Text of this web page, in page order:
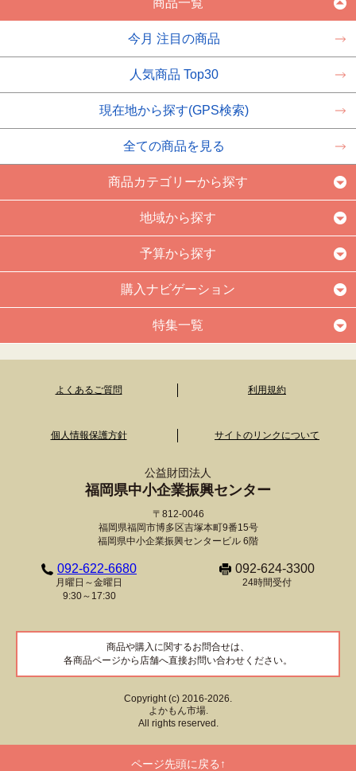
商品一覧
今月 注目の商品
人気商品 Top30
現在地から探す(GPS検索)
全ての商品を見る
商品カテゴリーから探す
地域から探す
予算から探す
購入ナビゲーション
特集一覧
よくあるご質問 利用規約
個人情報保護方針 サイトのリンクについて
公益財団法人
福岡県中小企業振興センター
〒812-0046
福岡県福岡市博多区吉塚本町9番15号
福岡県中小企業振興センタービル 6階
092-622-6680
月曜日～金曜日
9:30～17:30
092-624-3300
24時間受付
商品や購入に関するお問合せは、
各商品ページから店舗へ直接お問い合わせください。
Copyright (c) 2016-2026.
よかもん市場.
All rights reserved.
ページ先頭に戻る↑